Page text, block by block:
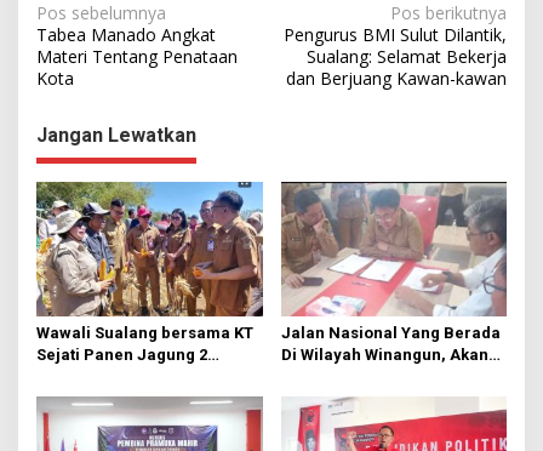
N
a
v
i
g
a
s
i
p
o
s
Pos sebelumnya
Tabea Manado Angkat
Materi Tentang Penataan
Kota
Pos berikutnya
Pengurus BMI Sulut Dilantik,
Sualang: Selamat Bekerja
dan Berjuang Kawan-kawan
Jangan Lewatkan
Wawali Sualang bersama KT
Sejati Panen Jagung 2
Jalan Nasional Yang Berada
Di Wilayah Winangun, Akan